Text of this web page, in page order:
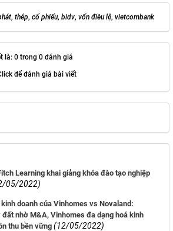
, thép, cổ phiếu, bidv, vốn điều lệ, vietcombank
là: 0 trong 0 đánh giá
để đánh giá bài viết
Learning khai giảng khóa đào tạo nghiệp
05/2022)
doanh của Vinhomes vs Novaland:
nhờ M&A, Vinhomes đa dạng hoá kinh
thu bền vững (12/05/2022)